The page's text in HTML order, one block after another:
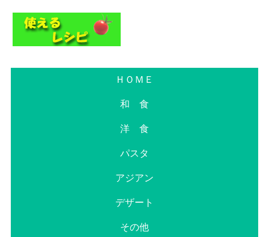
ＨＯＭＥ
和 食
洋 食
パスタ
アジアン
デザート
その他